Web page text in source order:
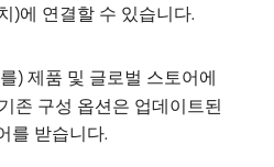
)에 연결할 수 있습니다.
) 제품 및 글로벌 스토어에
존 구성 옵션은 업데이트된
를 받습니다.